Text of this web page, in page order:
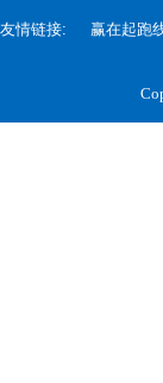
友情链接: 赢在起跑